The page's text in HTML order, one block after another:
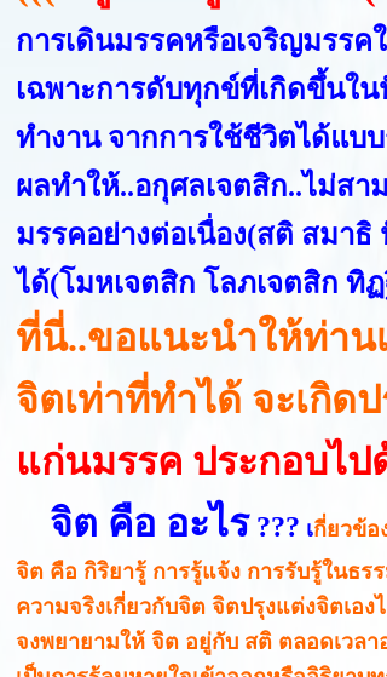
การเดินมรรคหรือเจริญมรร
เฉพาะการดับทุกข์ที่เกิดขึ้นใ
ทำงาน จากการใช้ชีวิตได้แบ
ผลทำให้..อกุศลเจตสิก..ไม่ส
มรรคอย่างต่อเนื่อง(สติ สมา
ได้(โมหเจตสิก โลภเจตสิก ทิ
ที่นี่..ขอแนะนำให้ท่า
จิตเท่าที่ทำได้ จะเกิด
แก่นมรรค ประกอบไ
จิต คือ อะไร??? เกี่ยวข้อ
จิต คือ กิริยารู้ การรู้แจ้ง การรับรู้ในธ
ความจริงเกี่ยวกับจิต จิตปรุงแต่งจิตเอ
จงพยายามให้ จิต อยู่กับ สติ ตลอดเวล